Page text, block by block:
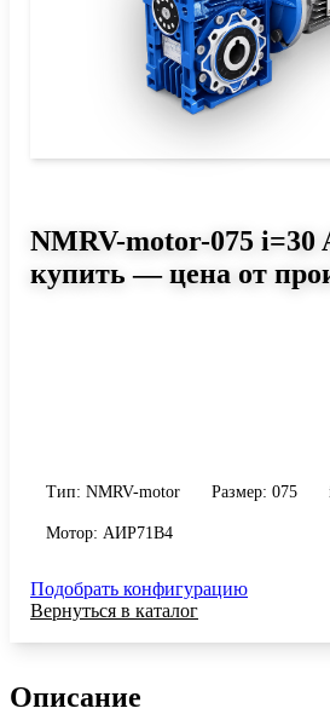
NMRV-motor-075 i=30
купить — цена от
Тип: NMRV-motor Размер: 075
Мотор: АИР71B4
Подобрать конфигурацию
Вернуться в каталог
Описание